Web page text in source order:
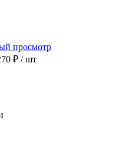
просмотр
₽ / шт